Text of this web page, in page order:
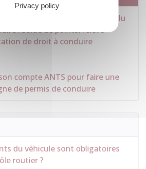
télécharger les informations du
: solde de points, relevé
de droit à conduire
compte ANTS pour faire une
de permis de conduire
du véhicule sont obligatoires
routier ?
Privacy policy